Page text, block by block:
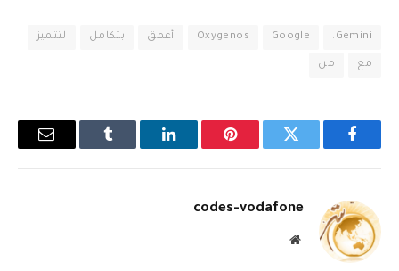
Gemini.
Google
Oxygenos أعمق بتكامل لتتميز
مع من
فيسبوك تويتر بينتيريستلينكدإن Tumblr
البريد
codes-vodafone
موقع